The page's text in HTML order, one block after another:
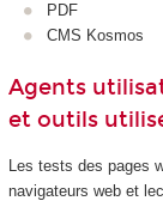
PDF
CMS Kosmos
Agents
et outils
Les tests des pages
navigateurs web et